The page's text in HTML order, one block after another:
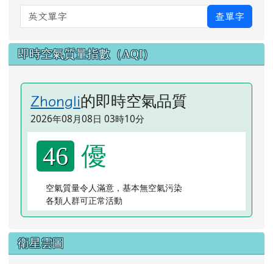
英文單字 查單字
即時空氣質量指數（AQI）
Zhongli的即時空氣品質
2026年08月08日 03時10分
46 優
空氣質量令人滿意，基本無空氣污染
各類人群可正常活動
衛星雲圖